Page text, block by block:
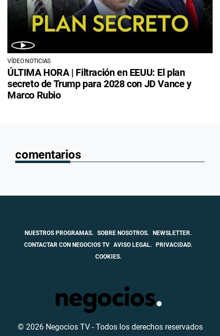
VÍDEO NOTICIAS
ÚLTIMA HORA | Filtración en EEUU: El plan
secreto de Trump para 2028 con JD Vance y
Marco Rubio
comentarios
NUESTROS PROGRAMAS. SOBRE NOSOTROS.
NEWSLETTER.
CONTACTAR CON NEGOCIOS TV AVISO LEGAL.
PRIVACIDAD.
COOKIES.
© 2026 Negocios TV - Todos los derechos reservados